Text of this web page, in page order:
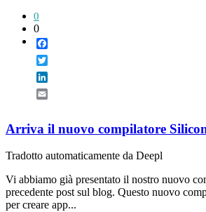
0
0
Arriva il nuovo compilatore
Tradotto automaticamente da Deepl
Vi abbiamo già presentato il nostro nuovo
precedente post sul blog. Questo nuovo
per creare app...